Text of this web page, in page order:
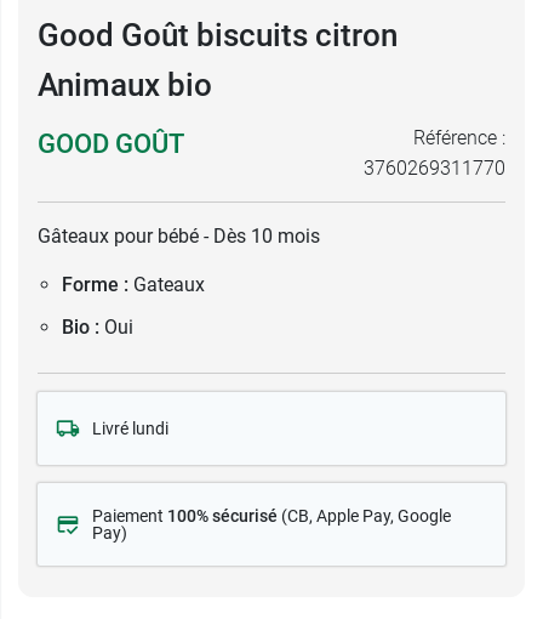
Good Goût biscuits citron
Animaux bio
GOOD GOÛT
Référence :
3760269311770
Gâteaux pour bébé - Dès 10 mois
Forme : Gateaux
Bio : Oui
Livré lundi
Paiement 100% sécurisé (CB, Apple Pay, Google
Pay)